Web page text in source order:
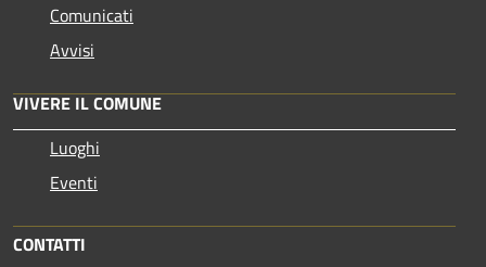
Comunicati
Avvisi
VIVERE IL COMUNE
Luoghi
Eventi
CONTATTI